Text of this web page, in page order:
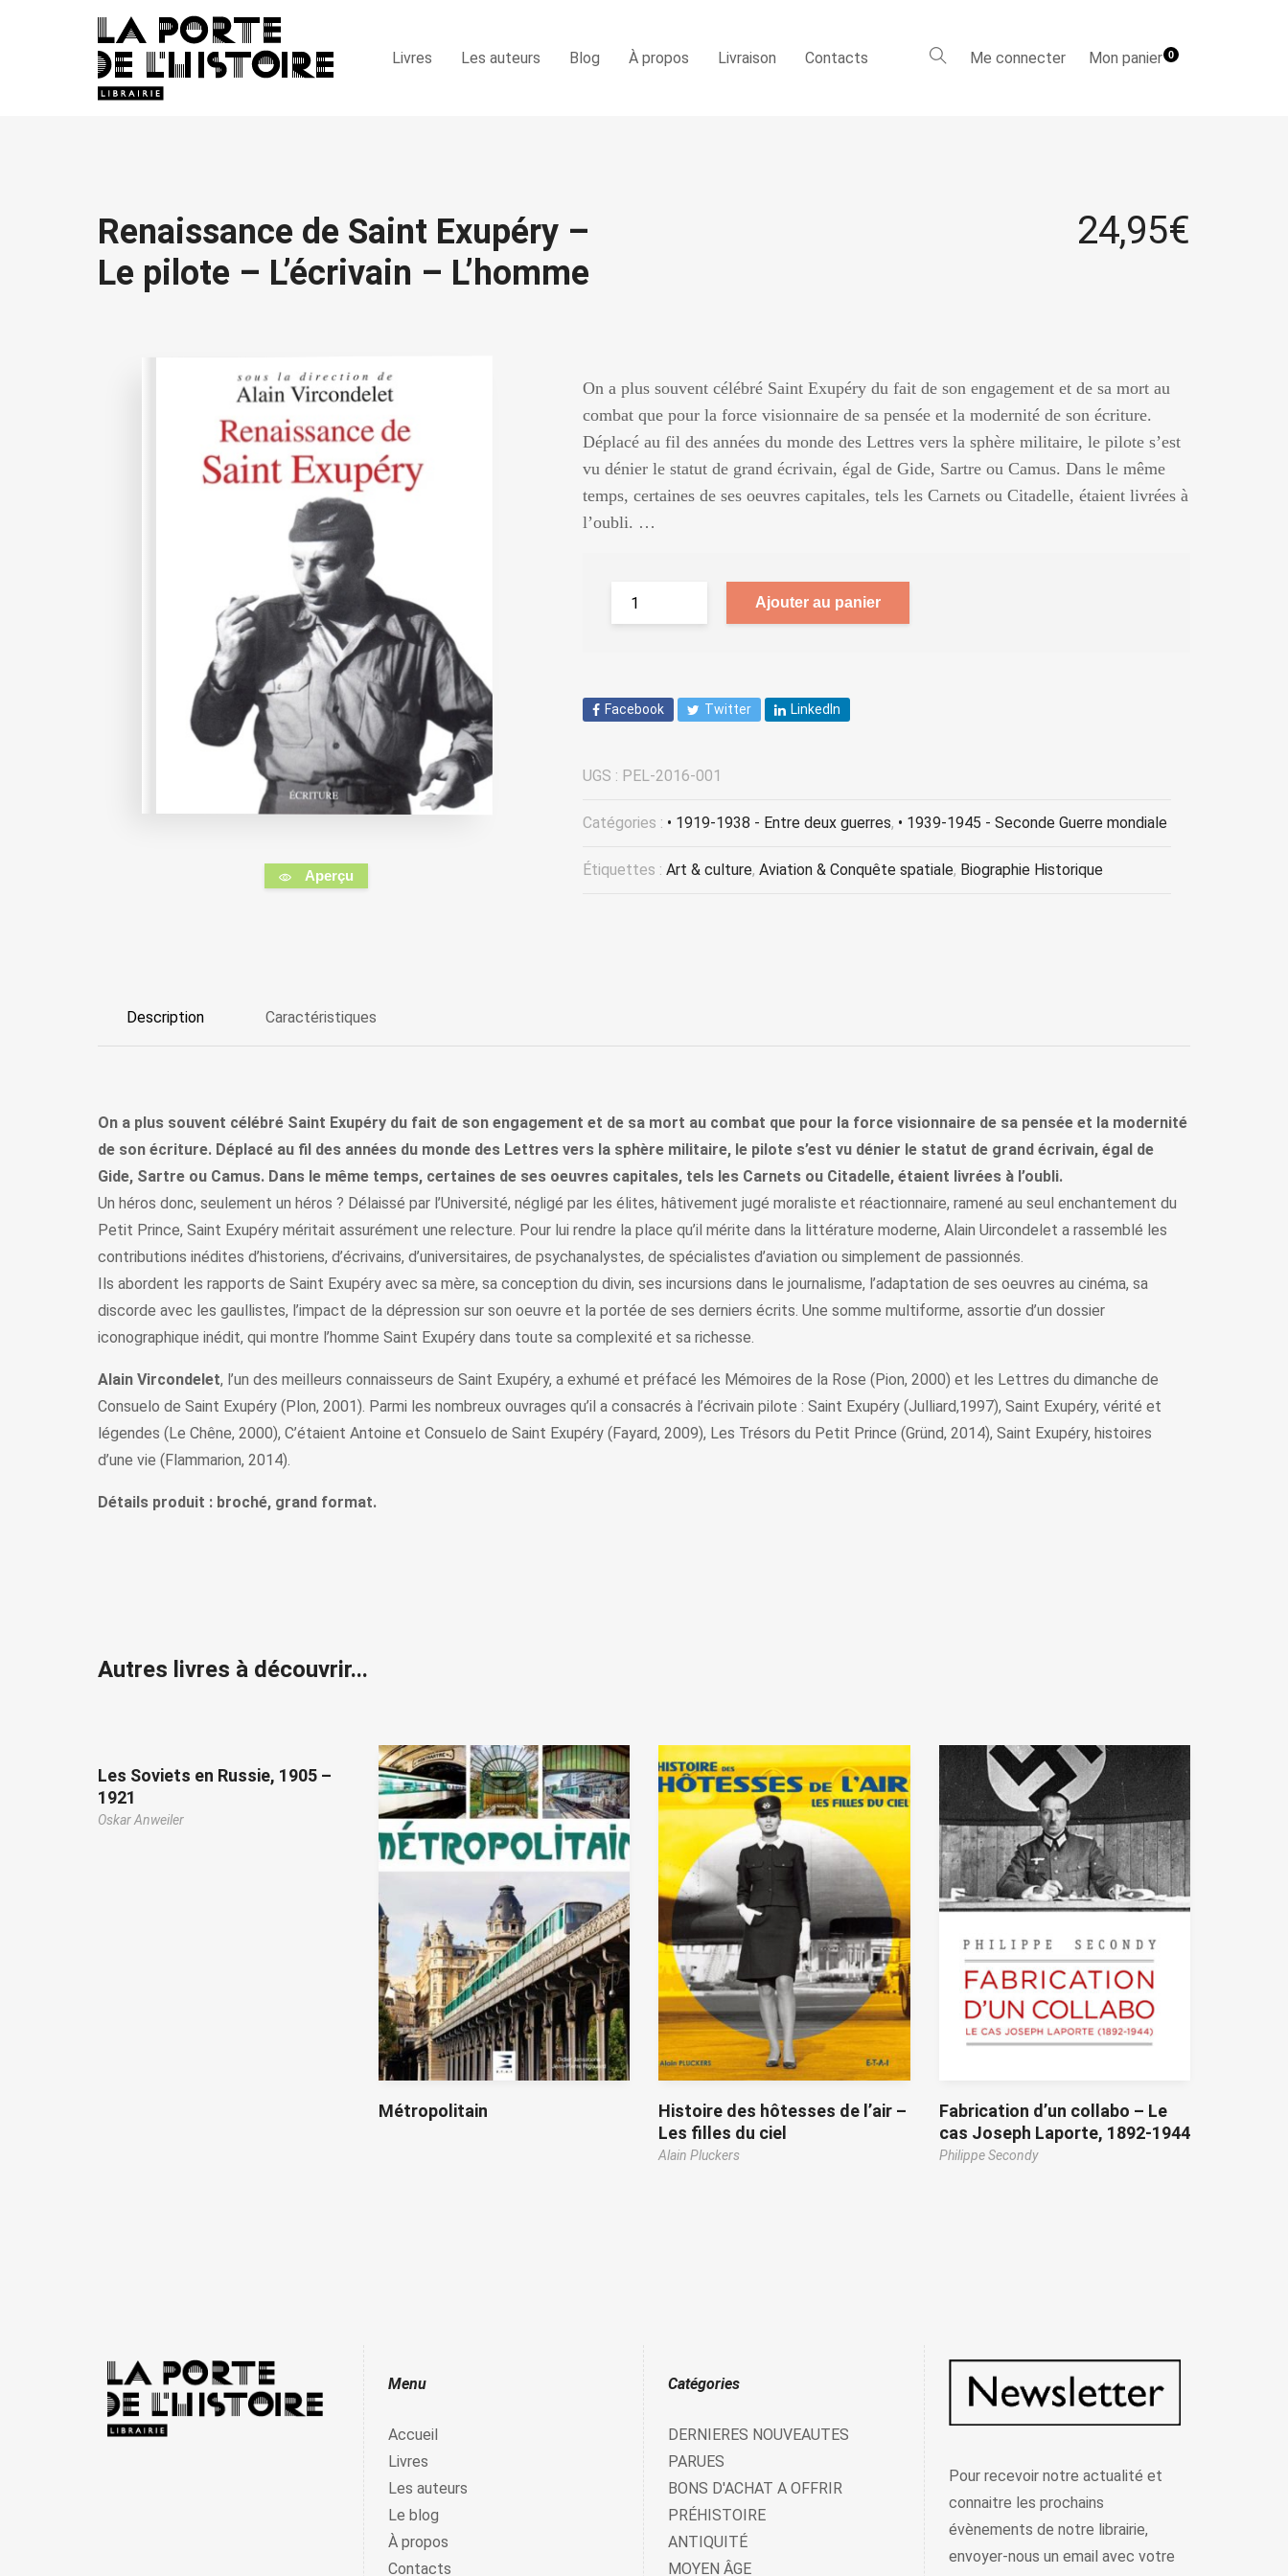
Livres Les auteurs Blog À propos Livraison Contacts Me connecter Mon panier0
Renaissance de Saint Exupéry –
Le pilote – L’écrivain – L’homme
24,95€
Aperçu
On a plus souvent célébré Saint Exupéry du fait de son engagement et de sa mort au
combat que pour la force visionnaire de sa pensée et la modernité de son écriture.
Déplacé au fil des années du monde des Lettres vers la sphère militaire, le pilote s’est
vu dénier le statut de grand écrivain, égal de Gide, Sartre ou Camus. Dans le même
temps, certaines de ses oeuvres capitales, tels les Carnets ou Citadelle, étaient livrées à
l’oubli. …
Ajouter au panier
Facebook Twitter LinkedIn
UGS : PEL-2016-001
Catégories : • 1919-1938 - Entre deux guerres, • 1939-1945 - Seconde Guerre mondiale
Étiquettes : Art & culture, Aviation & Conquête spatiale, Biographie Historique
Description Caractéristiques
On a plus souvent célébré Saint Exupéry du fait de son engagement et de sa mort au combat que pour la force visionnaire de sa pensée et la modernité
de son écriture. Déplacé au fil des années du monde des Lettres vers la sphère militaire, le pilote s’est vu dénier le statut de grand écrivain, égal de
Gide, Sartre ou Camus. Dans le même temps, certaines de ses oeuvres capitales, tels les Carnets ou Citadelle, étaient livrées à l’oubli.
Un héros donc, seulement un héros ? Délaissé par l’Université, négligé par les élites, hâtivement jugé moraliste et réactionnaire, ramené au seul enchantement du
Petit Prince, Saint Exupéry méritait assurément une relecture. Pour lui rendre la place qu’il mérite dans la littérature moderne, Alain Uircondelet a rassemblé les
contributions inédites d’historiens, d’écrivains, d’universitaires, de psychanalystes, de spécialistes d’aviation ou simplement de passionnés.
Ils abordent les rapports de Saint Exupéry avec sa mère, sa conception du divin, ses incursions dans le journalisme, l’adaptation de ses oeuvres au cinéma, sa
discorde avec les gaullistes, l’impact de la dépression sur son oeuvre et la portée de ses derniers écrits. Une somme multiforme, assortie d’un dossier
iconographique inédit, qui montre l’homme Saint Exupéry dans toute sa complexité et sa richesse.
Alain Vircondelet, l’un des meilleurs connaisseurs de Saint Exupéry, a exhumé et préfacé les Mémoires de la Rose (Pion, 2000) et les Lettres du dimanche de
Consuelo de Saint Exupéry (Plon, 2001). Parmi les nombreux ouvrages qu’il a consacrés à l’écrivain pilote : Saint Exupéry (Julliard,1997), Saint Exupéry, vérité et
légendes (Le Chêne, 2000), C’étaient Antoine et Consuelo de Saint Exupéry (Fayard, 2009), Les Trésors du Petit Prince (Gründ, 2014), Saint Exupéry, histoires
d’une vie (Flammarion, 2014).
Détails produit : broché, grand format.
Autres livres à découvrir...
Les Soviets en Russie, 1905 –
1921
Oskar Anweiler
Métropolitain
Histoire des hôtesses de l’air –
Les filles du ciel
Alain Pluckers
Fabrication d’un collabo – Le
cas Joseph Laporte, 1892-1944
Philippe Secondy
Menu
Accueil
Livres
Les auteurs
Le blog
À propos
Contacts
Catégories
DERNIERES NOUVEAUTES
PARUES
BONS D'ACHAT A OFFRIR
PRÉHISTOIRE
ANTIQUITÉ
MOYEN ÂGE
Pour recevoir notre actualité et
connaitre les prochains
évènements de notre librairie,
envoyer-nous un email avec votre